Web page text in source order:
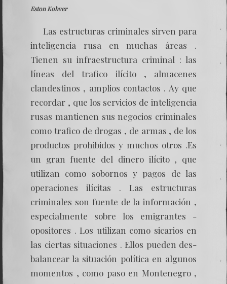
Eston Kohver
Las estructuras criminales sirven para
inteligencia rusa en muchas áreas .
Tienen su infraestructura criminal : las
líneas del trafico ilícito , almacenes
clandestinos , amplios contactos . Ay que
recordar , que los servicios de inteligencia
rusas mantienen sus negocios criminales
como trafico de drogas , de armas , de los
productos prohibidos y muchos otros .Es
un gran fuente del dinero ilícito , que
utilizan como sobornos y pagos de las
operaciones ilícitas . Las estructuras
criminales son fuente de la información ,
especialmente sobre los emigrantes -
opositores . Los utilizan como sicarios en
las ciertas situaciones . Ellos pueden des-
balancear la situación política en algunos
momentos , como paso en Montenegro ,